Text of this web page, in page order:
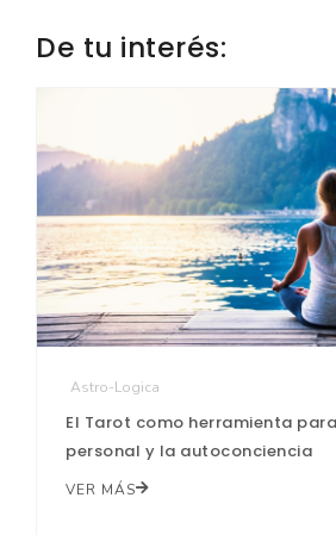
De tu interés:
Astro-Logica
El Tarot como herramienta
personal y la autoconciencia
VER MÁS